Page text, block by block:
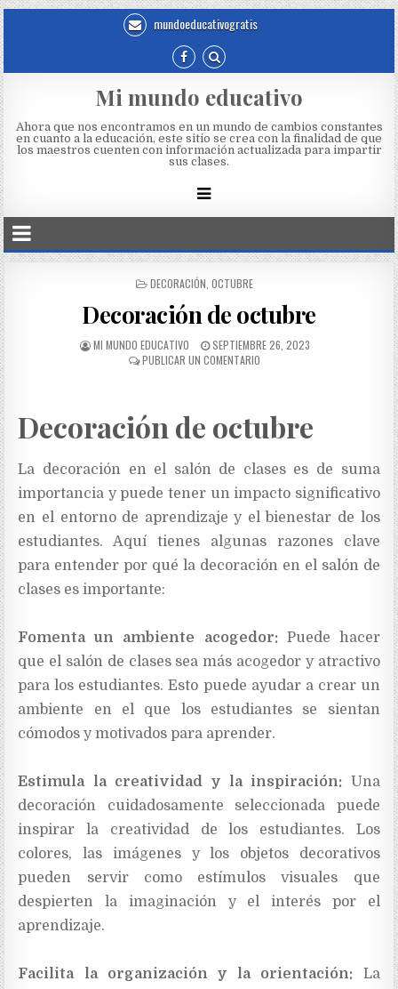
mundoeducativogratis
Mi mundo educativo
Ahora que nos encontramos en un mundo de cambios constantes
en cuanto a la educación, este sitio se crea con la finalidad de que
los maestros cuenten con información actualizada para impartir
sus clases.
DECORACIÓN OCTUBRE
Decoración de octubre
MI MUNDO EDUCATIVO
SEPTIEMBRE 26, 2023
PUBLICAR UN COMENTARIO
Decoración de octubre
La decoración en el salón de clases es de suma
importancia y puede tener un impacto significativo
en el entorno de aprendizaje y el bienestar de los
estudiantes. Aquí tienes algunas razones clave
para entender por qué la decoración en el salón de
clases es importante:
Fomenta un ambiente acogedor: Puede hacer
que el salón de clases sea más acogedor y atractivo
para los estudiantes. Esto puede ayudar a crear un
ambiente en el que los estudiantes se sientan
cómodos y motivados para aprender.
Estimula la creatividad y la inspiración: Una
decoración cuidadosamente seleccionada puede
inspirar la creatividad de los estudiantes. Los
colores, las imágenes y los objetos decorativos
pueden servir como estímulos visuales que
despierten la imaginación y el interés por el
aprendizaje.
Facilita la organización y la orientación: La